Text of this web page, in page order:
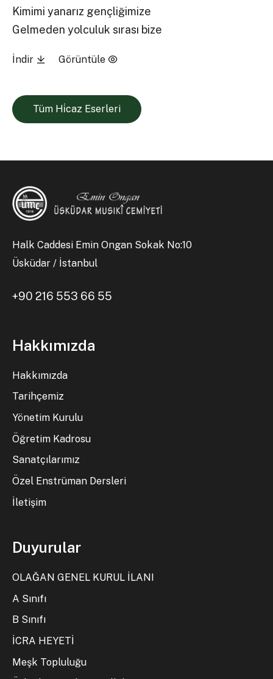
Kimimi yanarız gençliğimize
Gelmeden yolculuk sırası bize
İndir Görüntüle
Tüm Hi̇caz Eserleri
Halk Caddesi Emin Ongan Sokak No:10
Üsküdar / İstanbul
+90 216 553 66 55
Hakkımızda
Hakkımızda
Tarihçemiz
Yönetim Kurulu
Öğretim Kadrosu
Sanatçılarımız
Özel Enstrüman Dersleri
İletişim
Duyurular
OLAĞAN GENEL KURUL İLANI
A Sınıfı
B Sınıfı
İCRA HEYETİ
Meşk Topluluğu